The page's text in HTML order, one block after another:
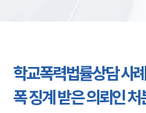
학교폭력법률상담 사
폭 징계 받은 의뢰인 처